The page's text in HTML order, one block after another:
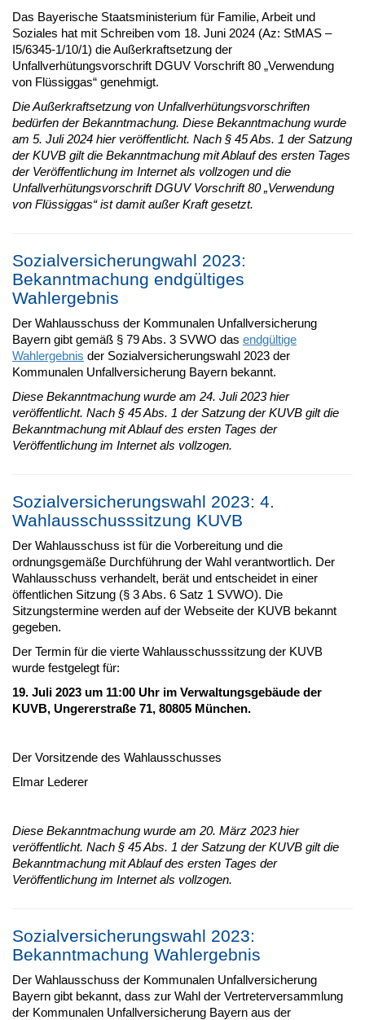
Das Bayerische Staatsministerium für Familie, Arbeit und
Soziales hat mit Schreiben vom 18. Juni 2024 (Az: StMAS –
I5/6345-1/10/1) die Außerkraftsetzung der
Unfallverhütungsvorschrift DGUV Vorschrift 80 „Verwendung
von Flüssiggas“ genehmigt.
Die Außerkraftsetzung von Unfallverhütungsvorschriften
bedürfen der Bekanntmachung. Diese Bekanntmachung wurde
am 5. Juli 2024 hier veröffentlicht. Nach § 45 Abs. 1 der Satzung
der KUVB gilt die Bekanntmachung mit Ablauf des ersten Tages
der Veröffentlichung im Internet als vollzogen und die
Unfallverhütungsvorschrift DGUV Vorschrift 80 „Verwendung
von Flüssiggas“ ist damit außer Kraft gesetzt.
Sozialversicherungwahl 2023:
Bekanntmachung endgültiges
Wahlergebnis
Der Wahlausschuss der Kommunalen Unfallversicherung
Bayern gibt gemäß § 79 Abs. 3 SVWO das endgültige
Wahlergebnis der Sozialversicherungswahl 2023 der
Kommunalen Unfallversicherung Bayern bekannt.
Diese Bekanntmachung wurde am 24. Juli 2023 hier
veröffentlicht. Nach § 45 Abs. 1 der Satzung der KUVB gilt die
Bekanntmachung mit Ablauf des ersten Tages der
Veröffentlichung im Internet als vollzogen.
Sozialversicherungswahl 2023: 4.
Wahlausschusssitzung KUVB
Der Wahlausschuss ist für die Vorbereitung und die
ordnungsgemäße Durchführung der Wahl verantwortlich. Der
Wahlausschuss verhandelt, berät und entscheidet in einer
öffentlichen Sitzung (§ 3 Abs. 6 Satz 1 SVWO). Die
Sitzungstermine werden auf der Webseite der KUVB bekannt
gegeben.
Der Termin für die vierte Wahlausschusssitzung der KUVB
wurde festgelegt für:
19. Juli 2023 um 11:00 Uhr im Verwaltungsgebäude der
KUVB, Ungererstraße 71, 80805 München.
Der Vorsitzende des Wahlausschusses
Elmar Lederer
Diese Bekanntmachung wurde am 20. März 2023 hier
veröffentlicht. Nach § 45 Abs. 1 der Satzung der KUVB gilt die
Bekanntmachung mit Ablauf des ersten Tages der
Veröffentlichung im Internet als vollzogen.
Sozialversicherungswahl 2023:
Bekanntmachung Wahlergebnis
Der Wahlausschuss der Kommunalen Unfallversicherung
Bayern gibt bekannt, dass zur Wahl der Vertreterversammlung
der Kommunalen Unfallversicherung Bayern aus der